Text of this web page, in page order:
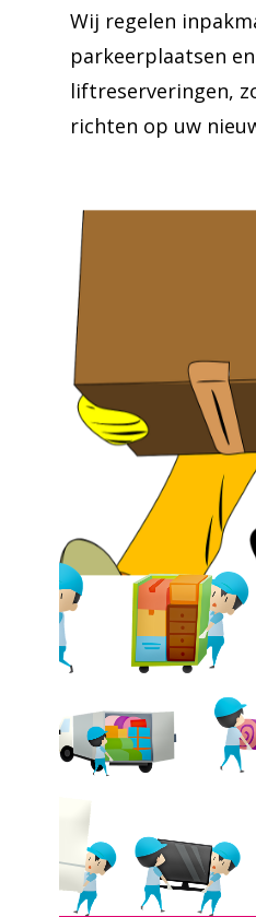
Wij regelen
parkeerplaatsen en
liftreserveringen,
richten op uw